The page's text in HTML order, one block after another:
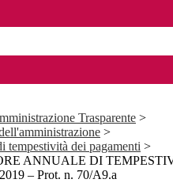
Trasparente >
>
tempestività dei pagamenti >
ANNUALE DI
– Prot. n. 70/A9.a